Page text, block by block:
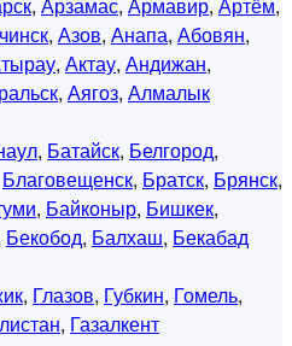
, Азов, Анапа, Абовян,
, Актау, Андижан,
, Аягоз, Алмалык
, Батайск, Белгород,
Благовещенск, Братск, Брянск,
, Байконыр, Бишкек,
Бекобод, Балхаш, Бекабад
, Глазов, Губкин, Гомель,
, Газалкент